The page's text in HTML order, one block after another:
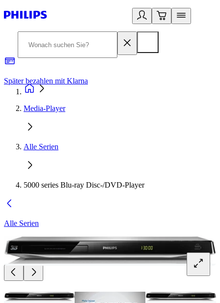
Später bezahlen mit Klarna
Media-Player
Alle Serien
5000 series Blu-ray Disc-/DVD-Player
Alle Serien